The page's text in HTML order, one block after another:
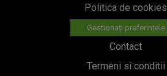
Politica de cookies
Gestionați preferințele
Contact
Termeni si conditii